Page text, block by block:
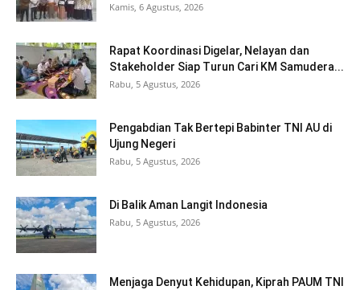
Kamis, 6 Agustus, 2026
Rapat Koordinasi Digelar, Nelayan dan
Stakeholder Siap Turun Cari KM Samudera...
Rabu, 5 Agustus, 2026
Pengabdian Tak Bertepi Babinter TNI AU di
Ujung Negeri
Rabu, 5 Agustus, 2026
Di Balik Aman Langit Indonesia
Rabu, 5 Agustus, 2026
Menjaga Denyut Kehidupan, Kiprah PAUM TNI